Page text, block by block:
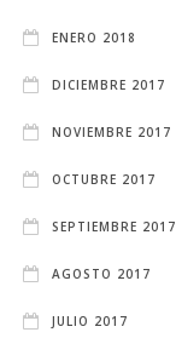
ENERO 2018
DICIEMBRE 2017
NOVIEMBRE 2017
OCTUBRE 2017
SEPTIEMBRE 2017
AGOSTO 2017
JULIO 2017